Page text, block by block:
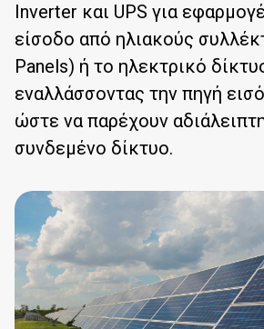
Inverter και UPS για
είσοδο από ηλιακούς
Panels) ή το ηλεκτρικό
εναλλάσσοντας την πηγή
ώστε να παρέχουν
συνδεμένο δίκτυο.